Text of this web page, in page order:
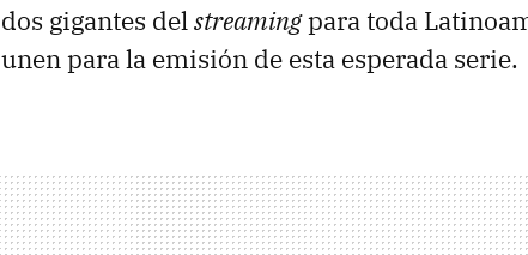
dos gigantes delstreamingpara toda
unen para la emisión de esta esperada serie.